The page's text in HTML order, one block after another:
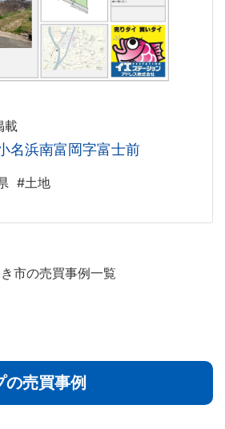
載
名浜南富岡字富士前
#土地
市の売買事例一覧
の売買事例